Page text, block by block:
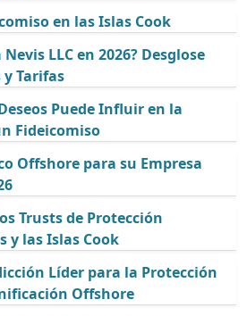
en las Islas Cook
LLC en 2026? Desglose
y Tarifas
Puede Influir en la
Fideicomiso
Offshore para su Empresa
Trusts de Protección
y las Islas Cook
Líder para la Protección
Offshore